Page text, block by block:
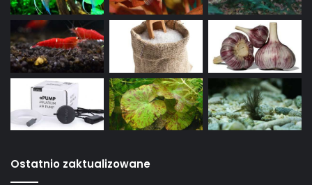
Ostatnio zaktualizowane